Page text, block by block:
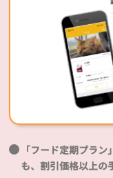
「フード定期プラ
も、割引価格以上の